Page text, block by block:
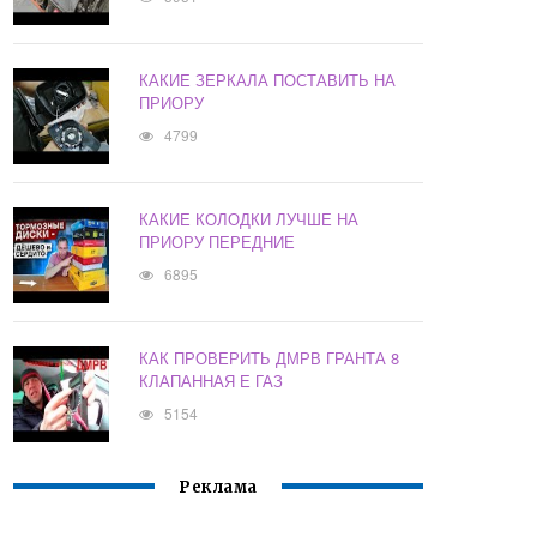
КАКИЕ ЗЕРКАЛА ПОСТАВИТЬ НА
ПРИОРУ
4799
КАКИЕ КОЛОДКИ ЛУЧШЕ НА
ПРИОРУ ПЕРЕДНИЕ
6895
КАК ПРОВЕРИТЬ ДМРВ ГРАНТА 8
КЛАПАННАЯ Е ГАЗ
5154
Реклама